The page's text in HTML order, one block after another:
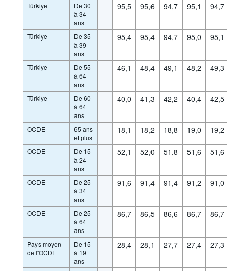
Türkiye
De 30
à 34
ans
95,5 95,6 94,7 95,1 94,7
Türkiye
De 35
à 39
ans
95,4 95,4 94,7 95,0 95,1
Türkiye
De 55
à 64
ans
46,1 48,4 49,1 48,2 49,3
Türkiye
De 60
à 64
ans
40,0 41,3 42,2 40,4 42,5
OCDE
65 ans
et plus
18,1 18,2 18,8 19,0 19,2
OCDE
De 15
à 24
ans
52,1 52,0 51,8 51,6 51,6
OCDE
De 25
à 34
ans
91,6 91,4 91,4 91,2 91,0
OCDE
De 25
à 64
ans
86,7 86,5 86,6 86,7 86,7
Pays moyen
de l'OCDE
De 15
à 19
ans
28,4 28,1 27,7 27,4 27,3